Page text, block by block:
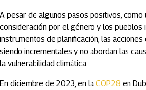
A pesar de algunos pasos positivos, como
consideración por el género y los pueblos
instrumentos de planificación, las acciones
siendo incrementales y no abordan las
la vulnerabilidad climática.
En diciembre de 2023, en laCOP28 en